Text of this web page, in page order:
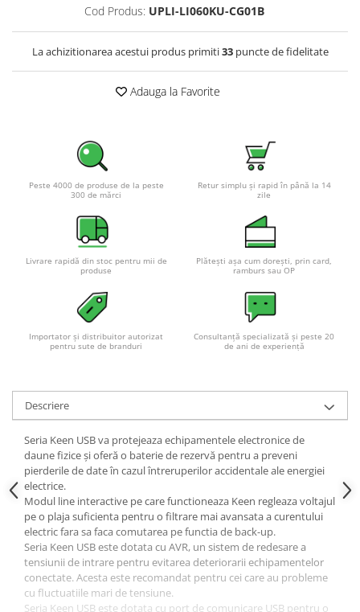
Cod Produs: UPLI-LI060KU-CG01B
La achizitionarea acestui produs primiti33puncte de fidelitate
Adauga la Favorite
Peste 4000 de produse de la peste
300 de mărci
Retur simplu și rapid în până la 14
zile
Livrare rapidă din stoc pentru mii de
produse
Plătești așa cum dorești, prin card,
ramburs sau OP
Importator și distribuitor autorizat
pentru sute de branduri
Consultanță specializată și peste 20
de ani de experiență
Descriere
Seria Keen USB va protejeaza echipamentele electronice de
daune fizice și oferă o baterie de rezervă pentru a preveni
pierderile de date în cazul întreruperilor accidentale ale energiei
electrice.
Modul line interactive pe care functioneaza Keen regleaza voltajul
pe o plaja suficienta pentru o filtrare mai avansata a curentului
electric fara sa faca comutarea pe functia de back-up.
Seria Keen USB este dotata cu AVR, un sistem de redesare a
tensiunii de intrare pentru evitarea deteriorarii echipamentelor
conectate. Acesta este recomandat pentru cei care au probleme
cu fluctuatiile mari de tensiune.
Seria Keen USB este dotata cu port de comunicare USB pentru o